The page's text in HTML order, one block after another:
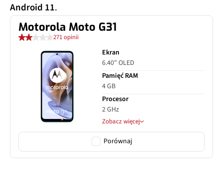
Android 11.
Motorola Moto G31
271 opinii
Ekran
6.40" OLED
Pamięć RAM
4 GB
Procesor
2 GHz
Zobacz więcej
Porównaj